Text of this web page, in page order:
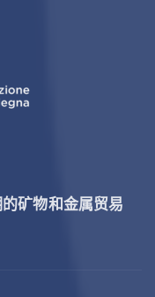
矿物和金属贸易